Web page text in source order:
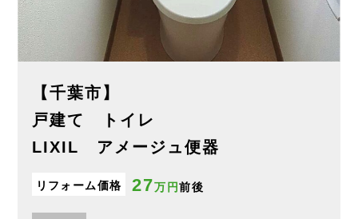
【千葉市】
戸建て トイレ
LIXIL アメージュ便器
リフォーム価格 27万円前後